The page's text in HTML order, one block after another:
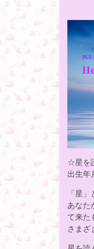
☆星を
出生年
「星
あなた
て来た
さまざ